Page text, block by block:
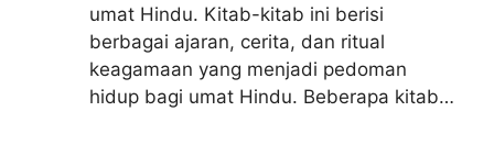
umat Hindu. Kitab-kitab ini berisi
berbagai ajaran, cerita, dan ritual
keagamaan yang menjadi pedoman
hidup bagi umat Hindu. Beberapa kitab…